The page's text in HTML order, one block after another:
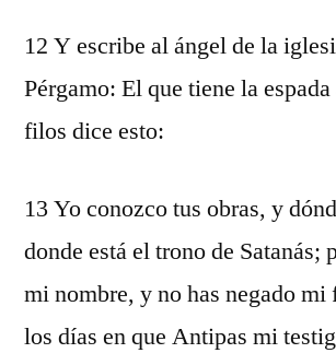
12 Y escribe al ángel de la
Pérgamo: El que tiene la
filos dice esto:
13 Yo conozco tus obras, y
donde está el trono de Satanás;
mi nombre, y no has negado mi
los días en que Antipas mi